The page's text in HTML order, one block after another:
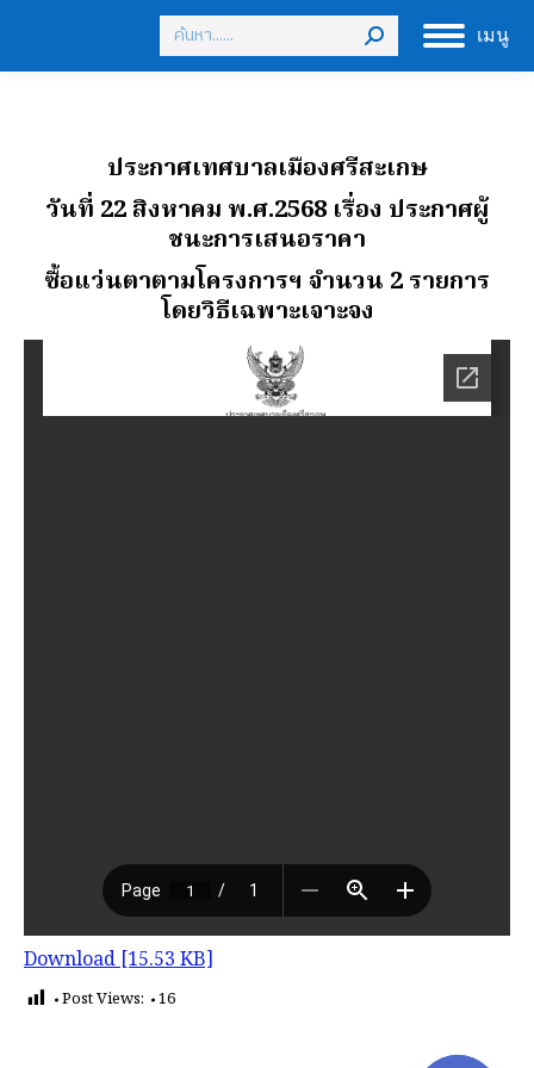
เมนู
Search:
ประกาศเทศบาลเมืองศรีสะเกษ
วันที่ 22 สิงหาคม พ.ศ.2568 เรื่อง ประกาศผู้
ชนะการเสนอราคา
ซื้อแว่นตาตามโครงการฯ จํานวน 2 รายการ
โดยวิธีเฉพาะเจาะจง
Download [15.53 KB]
Post Views: 16